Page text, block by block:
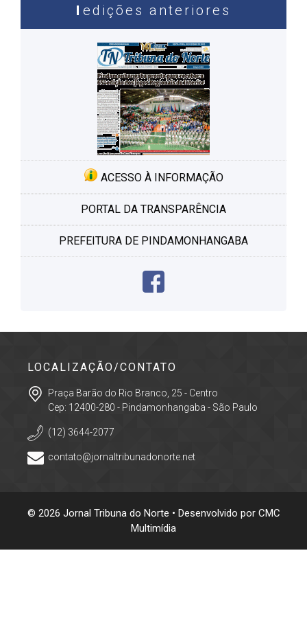
edições anteriores
ACESSO À INFORMAÇÃO
PORTAL DA TRANSPARÊNCIA
PREFEITURA DE PINDAMONHANGABA
LOCALIZAÇÃO/CONTATO
Praça Barão do Rio Branco, 25 - Centro
Cep: 12400-280 - Pindamonhangaba - São Paulo
(12) 3644-2077
contato@jornaltribunadonorte.net
© 2026 Jornal Tribuna do Norte • Desenvolvido por CMC
Multimídia